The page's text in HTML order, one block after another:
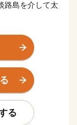
路島を介して太
を通して、海水
が楽しめること
。特に、歴史や
・阪神）、播
る